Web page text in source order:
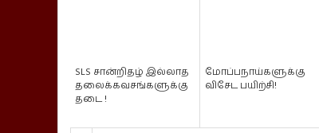
SLS சான்றிதழ் இல்லாத
தலைக்கவசங்களுக்கு
தடை !
மோப்பநாய்களுக்கு
விசேட பயிற்சி!